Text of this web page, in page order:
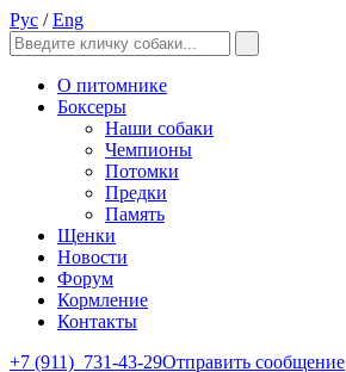
Рус /Eng
О питомнике
Боксеры
Наши собаки
Чемпионы
Потомки
Предки
Память
Щенки
Новости
Форум
Кормление
Контакты
+7 (911) 731-43-29Отправить сообщение